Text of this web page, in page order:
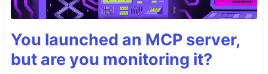
You launched an MCP server,
but are you monitoring it?